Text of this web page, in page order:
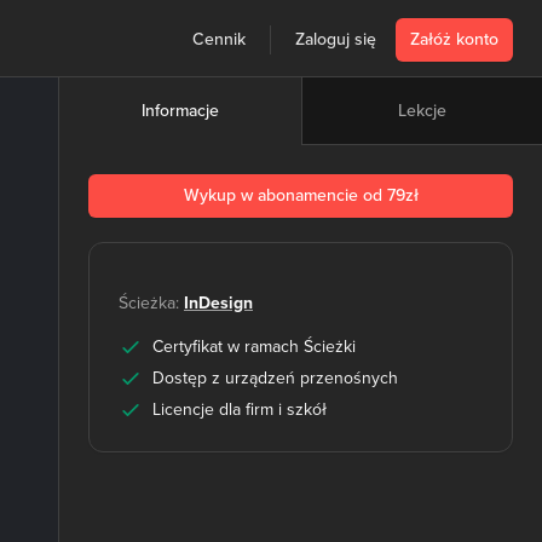
Cennik Zaloguj się Załóż konto
Informacje Lekcje
Wykup w abonamencie od 79zł
Ścieżka: InDesign
Certyfikat w ramach Ścieżki
Dostęp z urządzeń przenośnych
Licencje dla firm i szkół